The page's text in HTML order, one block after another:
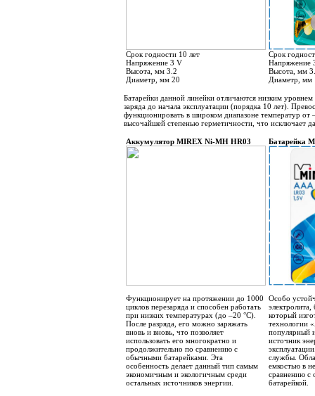
Срок годности 10 лет
Напряжение 3 V
Высота, мм 3.2
Диаметр, мм 20
Срок
Напряжение
Высота, мм
Диаметр, мм
Батарейки данной линейки отличаются низким
заряда до начала эксплуатации (порядка 10 лет).
функционировать в широком диапазоне температур от
высочайшей степенью герметичности, что исключает
Аккумулятор MIREX Ni-MH HR03
Функционирует на протяжении до 1000
циклов перезаряда и способен работать
при низких температурах (до –20 °C).
После разряда, его можно заряжать
вновь и вновь, что позволяет
использовать его многократно и
продолжительно по сравнению с
обычными батарейками. Эта
особенность делает данный тип самым
экономичным и экологичным среди
остальных источников энергии.
Особо
электролита,
который
технологии
популярный
источник
службы.
емкостью в
сравнению с